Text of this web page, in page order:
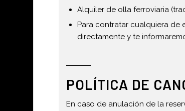
Alquiler de olla ferroviaria
Para contratar cualquiera de
directamente y te
POLÍTICA DE
En caso de anulación de la